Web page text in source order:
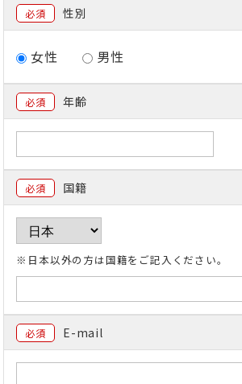
必須 性別
女性 男性
必須 年齢
必須 国籍
※日本以外の方は国籍をご記入ください。
必須 E-mail